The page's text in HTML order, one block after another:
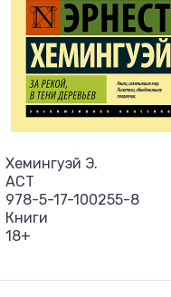
Хемингуэй Э.
АСТ
978-5-17-100255-8
Книги
18+